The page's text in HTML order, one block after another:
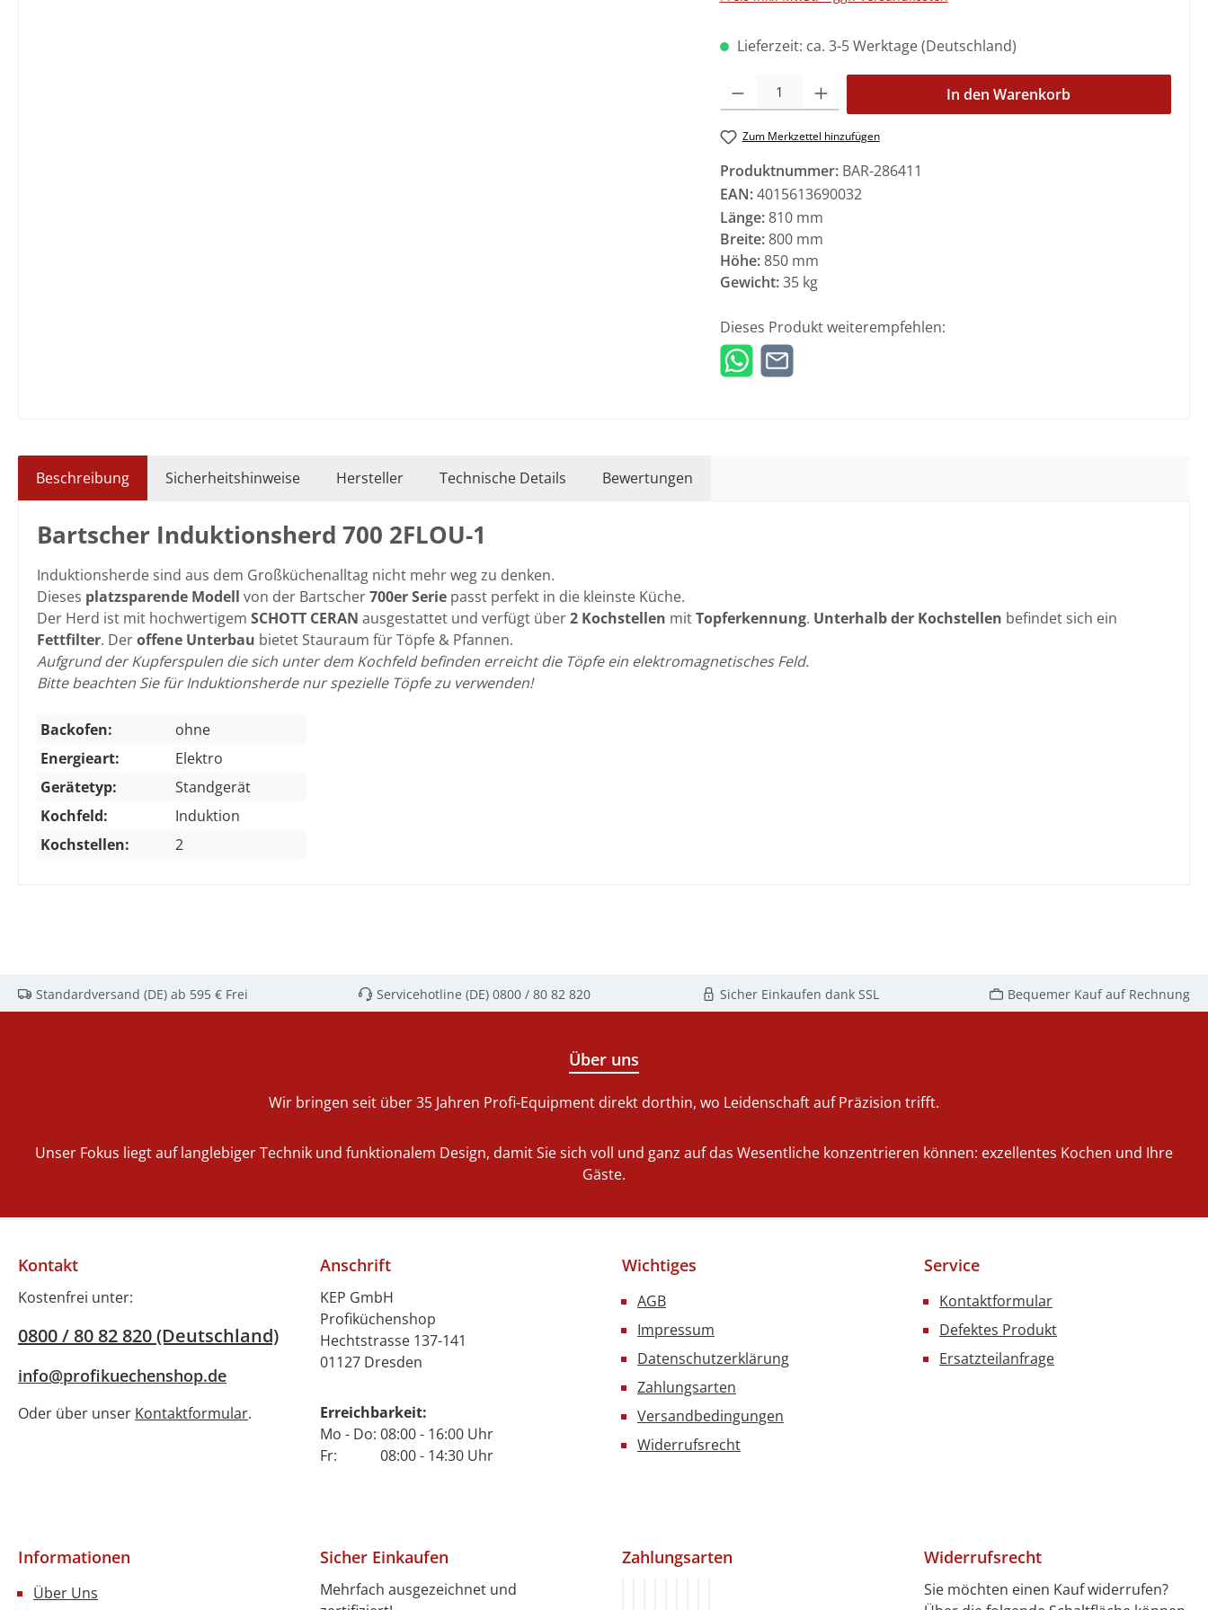
Lieferzeit: ca. 3-5 Werktage (Deutschland)
Produkt Anzahl: Gib den gewünschten Wert ein oder benutze die
In den Warenkorb
Zum Merkzettel hinzufügen
Produktnummer: BAR-286411
EAN:4015613690032
Länge:810 mm
Breite:800 mm
Höhe:850 mm
Gewicht:35 kg
Dieses Produkt weiterempfehlen:
Beschreibung Sicherheitshinweise Hersteller Technische Details Bewertungen
Bartscher Induktionsherd 700 2FLOU-1
Induktionsherde sind aus dem Großküchenalltag nicht mehr weg zu denken.
Dieses platzsparende Modell von der Bartscher700er Serie passt perfekt in die kleinste Küche.
Der Herd ist mit hochwertigem SCHOTT CERAN ausgestattet und verfügt über2 Kochstellen mitTopferkennung. Unterhalb der Kochstellen befindet sich ein
Fettfilter. Deroffene Unterbau bietet Stauraum für Töpfe & Pfannen.
Aufgrund der Kupferspulen die sich unter dem Kochfeld befinden erreicht die Töpfe ein elektromagnetisches Feld.
Bitte beachten Sie für Induktionsherde nur spezielle Töpfe zu verwenden!
Backofen:
ohne
Energieart:
Elektro
Gerätetyp:
Standgerät
Kochfeld:
Induktion
Kochstellen:
2
Standardversand (DE) ab 595 € Frei Servicehotline (DE) 0800 / 80 82 820 Sicher Einkaufen dank SSL Bequemer Kauf auf Rechnung
Über uns
Wir bringen seit über 35 Jahren Profi-Equipment direkt dorthin, wo Leidenschaft auf Präzision trifft.
Unser Fokus liegt auf langlebiger Technik und funktionalem Design, damit Sie sich voll und ganz auf das Wesentliche konzentrieren können: exzellentes Kochen und Ihre
Gäste.
Kontakt
Kostenfrei unter:
0800 / 80 82 820 (Deutschland)
info@profikuechenshop.de
Oder über unser Kontaktformular.
Anschrift
KEP GmbH
Profiküchenshop
Hechtstrasse 137-141
01127 Dresden
Erreichbarkeit:
Mo - Do: 08:00 - 16:00 Uhr
Fr: 08:00 - 14:30 Uhr
Wichtiges
AGB
Impressum
Datenschutzerklärung
Zahlungsarten
Versandbedingungen
Widerrufsrecht
Service
Kontaktformular
Defektes Produkt
Ersatzteilanfrage
Informationen
Über Uns
Sicher Einkaufen
Mehrfach ausgezeichnet und
Zahlungsarten Widerrufsrecht
Sie möchten einen Kauf widerrufen?